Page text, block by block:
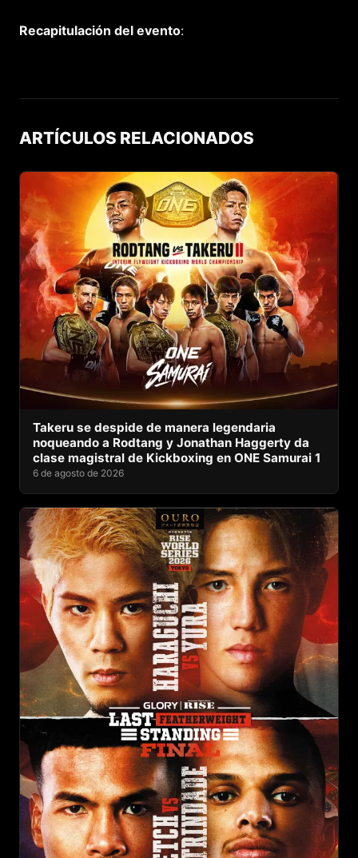
Recapitulación del evento:
ARTÍCULOS RELACIONADOS
Takeru se despide de manera legendaria
noqueando a Rodtang y Jonathan Haggerty da
clase magistral de Kickboxing en ONE Samurai 1
6 de agosto de 2026